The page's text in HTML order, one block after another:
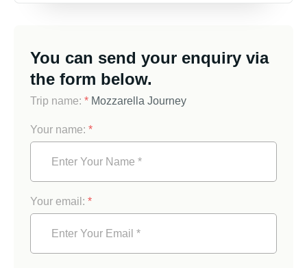
You can send your enquiry via
the form below.
Trip name: * Mozzarella Journey
Your name: *
Your email: *